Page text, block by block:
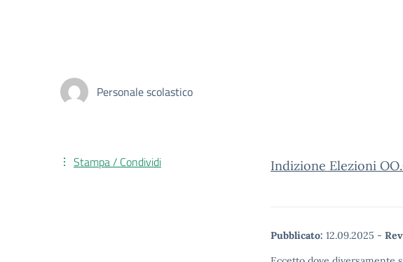
Personale scolastico
Indizione Elezioni
Pubblicato: 12.09.2025 -
Stampa / Condividi